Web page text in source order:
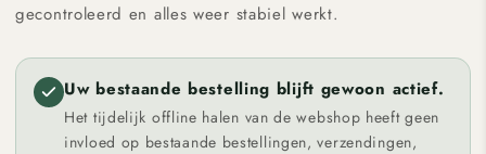
gecontroleerd en alles weer stabiel werkt.
Uw bestaande bestelling blijft gewoon actief.
Het tijdelijk offline halen van de webshop heeft geen
invloed op bestaande bestellingen, verzendingen,